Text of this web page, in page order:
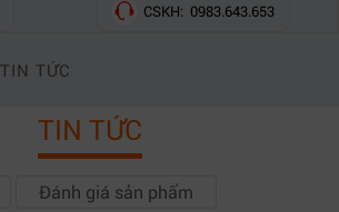
CSKH: 0983.643.653
TIN TỨC
TIN TỨC
Đánh giá sản phẩm